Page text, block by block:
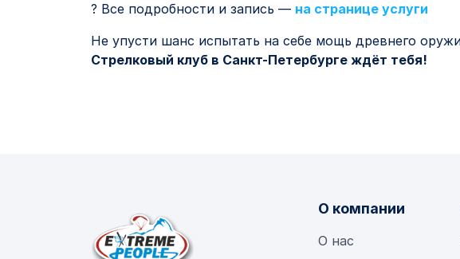
? Все подробности и запись — на странице услуги
Не упусти шанс испытать на себе мощь древнего
Стрелковый клуб в Санкт-Петербурге ждёт тебя!
О компании
О нас